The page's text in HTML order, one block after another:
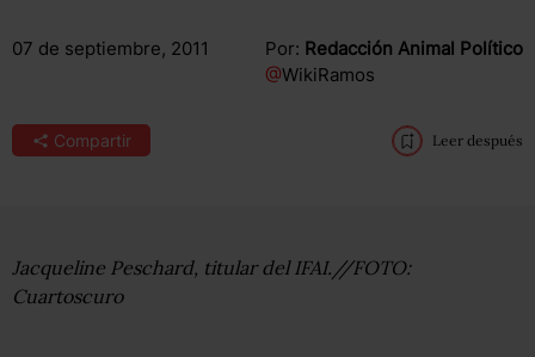
07 de septiembre, 2011 Por: Redacción Animal Político
@WikiRamos
Compartir Leer después
Jacqueline Peschard, titular del IFAI.//FOTO:
Cuartoscuro